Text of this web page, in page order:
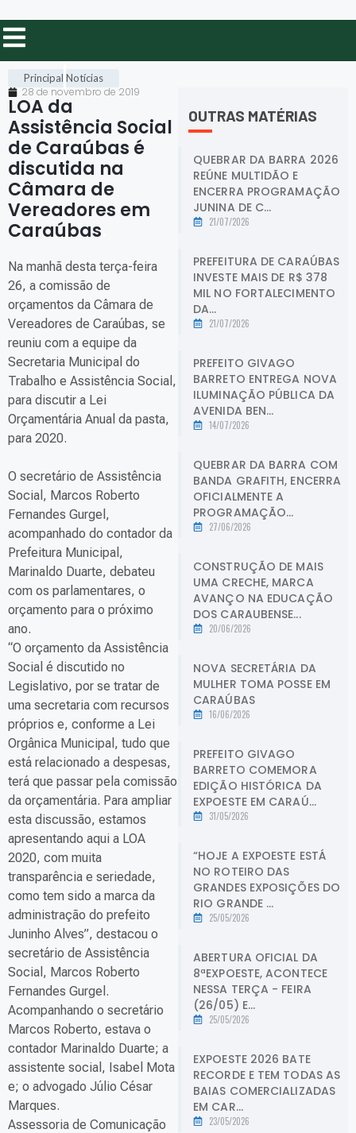
Principal Notícias
28 de novembro de 2019
LOA da
Assistência Social
de Caraúbas é
discutida na
Câmara de
Vereadores em
Caraúbas
Na manhã desta terça-feira
26, a comissão de
orçamentos da Câmara de
Vereadores de Caraúbas, se
reuniu com a equipe da
Secretaria Municipal do
Trabalho e Assistência Social,
para discutir a Lei
Orçamentária Anual da pasta,
para 2020.
O secretário de Assistência
Social, Marcos Roberto
Fernandes Gurgel,
acompanhado do contador da
Prefeitura Municipal,
Marinaldo Duarte, debateu
com os parlamentares, o
orçamento para o próximo
ano.
“O orçamento da Assistência
Social é discutido no
Legislativo, por se tratar de
uma secretaria com recursos
próprios e, conforme a Lei
Orgânica Municipal, tudo que
está relacionado a despesas,
terá que passar pela comissão
da orçamentária. Para ampliar
esta discussão, estamos
apresentando aqui a LOA
2020, com muita
transparência e seriedade,
como tem sido a marca da
administração do prefeito
Juninho Alves”, destacou o
secretário de Assistência
Social, Marcos Roberto
Fernandes Gurgel.
Acompanhando o secretário
Marcos Roberto, estava o
contador Marinaldo Duarte; a
assistente social, Isabel Mota
e; o advogado Júlio César
Marques.
Assessoria de Comunicação
OUTRAS MATÉRIAS
QUEBRAR DA BARRA 2026
REÚNE MULTIDÃO E
ENCERRA PROGRAMAÇÃO
JUNINA DE C...
21/07/2026
PREFEITURA DE CARAÚBAS
INVESTE MAIS DE R$ 378
MIL NO FORTALECIMENTO
DA...
21/07/2026
PREFEITO GIVAGO
BARRETO ENTREGA NOVA
ILUMINAÇÃO PÚBLICA DA
AVENIDA BEN...
14/07/2026
QUEBRAR DA BARRA COM
BANDA GRAFITH, ENCERRA
OFICIALMENTE A
PROGRAMAÇÃO...
27/06/2026
CONSTRUÇÃO DE MAIS
UMA CRECHE, MARCA
AVANÇO NA EDUCAÇÃO
DOS CARAUBENSE...
20/06/2026
NOVA SECRETÁRIA DA
MULHER TOMA POSSE EM
CARAÚBAS
16/06/2026
PREFEITO GIVAGO
BARRETO COMEMORA
EDIÇÃO HISTÓRICA DA
EXPOESTE EM CARAÚ...
31/05/2026
“HOJE A EXPOESTE ESTÁ
NO ROTEIRO DAS
GRANDES EXPOSIÇÕES DO
RIO GRANDE ...
25/05/2026
ABERTURA OFICIAL DA
8ªEXPOESTE, ACONTECE
NESSA TERÇA - FEIRA
(26/05) E...
25/05/2026
EXPOESTE 2026 BATE
RECORDE E TEM TODAS AS
BAIAS COMERCIALIZADAS
EM CAR...
23/05/2026